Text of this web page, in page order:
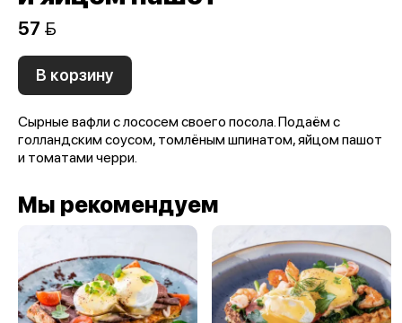
57 
В корзину
Сырные вафли с лососем своего посола. Подаём с
голландским соусом, томлёным шпинатом, яйцом пашот
и томатами черри.
Мы рекомендуем